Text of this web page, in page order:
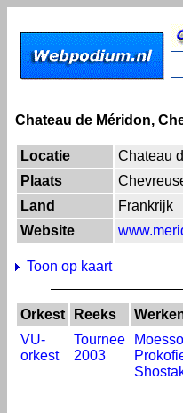
Chateau de Méridon,
Locatie
Chateau
Plaats
Land
Frankrijk
Website
Toon op kaart
Orkest Reeks
VU-
orkest
Tournee
2003